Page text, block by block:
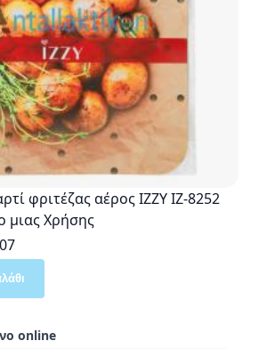
φριτέζας αέρος IZZY ΙΖ-8252
μιας Χρήσης
online